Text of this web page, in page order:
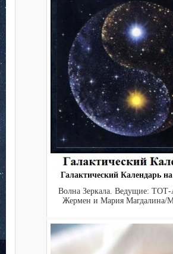
Галактический Календарь на
Волна Зеркала. Ведущие: ТОТ-
Жермен и Мария